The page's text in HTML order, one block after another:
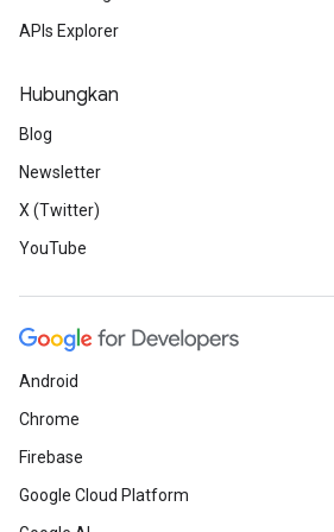
APIs Explorer
Hubungkan
Blog
Newsletter
X (Twitter)
YouTube
Android
Chrome
Firebase
Google Cloud Platform